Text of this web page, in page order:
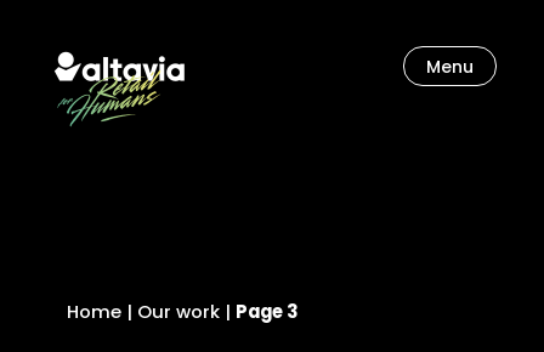
Let’s unlock our imagination.
Menu
Home| Our work| Page 3